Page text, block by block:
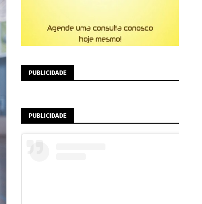
PUBLICIDADE
PUBLICIDADE